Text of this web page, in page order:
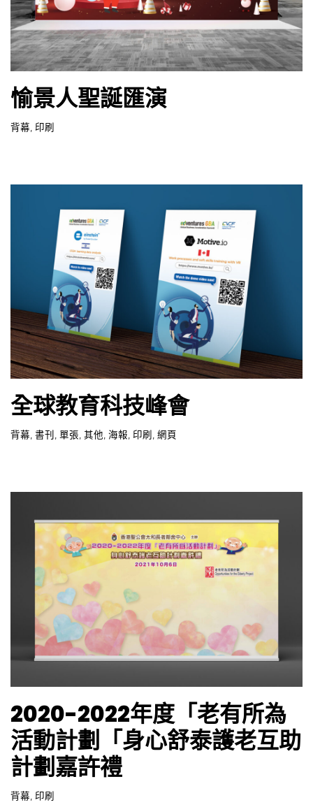
愉景人聖誕匯演
背幕 印刷
全球教育科技峰會
背幕, 書刊 , 單張, 其他, 海報, 印刷 , 網頁
2020-2022年度「老有所為
活動計劃「身心舒泰護老互助
計劃嘉許禮
背幕 印刷